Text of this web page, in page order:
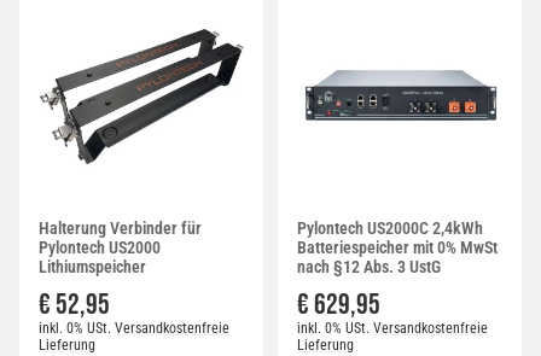
Halterung Verbinder für
Pylontech US2000
Lithiumspeicher
€ 52,95
inkl. 0% USt. Versandkostenfreie
Lieferung
Pylontech US2000C 2,4kWh
Batteriespeicher mit 0% MwSt
nach §12 Abs. 3 UstG
€ 629,95
inkl. 0% USt. Versandkostenfreie
Lieferung